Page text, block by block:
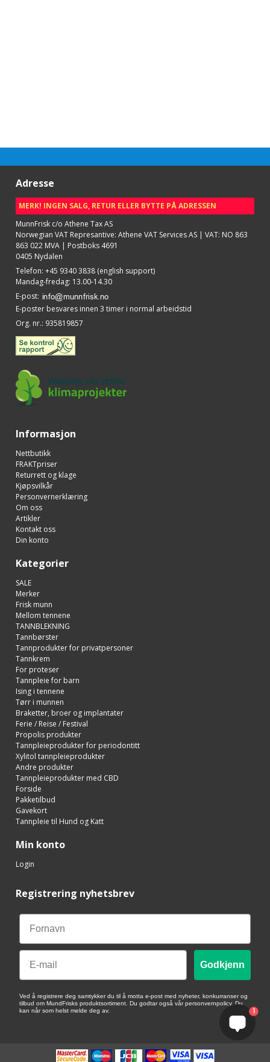
Adresse
MERK! INGEN SALG, RETUR ELLER BYTTE PÅ ADRESSEN
MunnFrisk c/o Athene Tax AS
Norwegian VAT Represantive: Athene VAT Services AS | VAT: NO 863
863 022 MVA | Postboks 4691
0405 Nydalen
Telefon: +45 9340 3838 (english support)
Mandag-fredag: 13.00-14.30
E-post:
E-poster besvares innen 3 timer i normal arbeidstid
Org. nr.: 935819857
Informasjon
Nettbutikk
FRAKTpriser
Returrett og klage
Kjøpsvilkår
Personvernerklæring
Om oss
Artikler
Kontakt oss
Din konto
Kategorier
SALE
Merker
Frisk munn
Mellom tennene
TANNBLEKNING
Tannbørster
Tannprodukter for privatpersoner
Tannkrem
For proteser
Tannpleie for barn
Ising i tennene
Tørr i munnen
Braketter, broer og implantater
Ferie / Reise / Festival
Propolis produkter
Tannpleieprodukter for periodontitt
Xylitol tannpleieprodukter
Andre produkter
Tannpleieprodukter med CBD
Forside
Pakketilbud
Gavekort
Tannpleie til Hund og Katt
Min konto
Login
Registrering nyhetsbrev
Email
Godkjenn
Ved å registrere deg samtykker du til å motta e-post med nyheter, konkurranser og
tilbud om MundFrisks produktsortiment. Du godtar også vår personvernpolicy. Du
kan når som helst melde deg av.
1